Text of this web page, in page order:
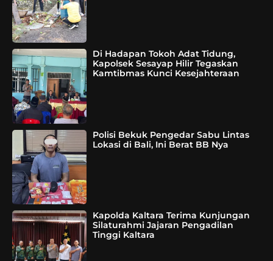
Di Hadapan Tokoh Adat Tidung,
Kapolsek Sesayap Hilir Tegaskan
Kamtibmas Kunci Kesejahteraan
Polisi Bekuk Pengedar Sabu Lintas
Lokasi di Bali, Ini Berat BB Nya
Kapolda Kaltara Terima Kunjungan
Silaturahmi Jajaran Pengadilan
Tinggi Kaltara